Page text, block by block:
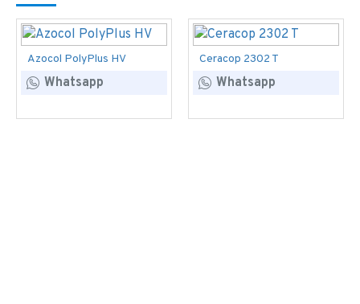
Azocol PolyPlus HV
Whatsapp
Ceracop 2302 T
Whatsapp